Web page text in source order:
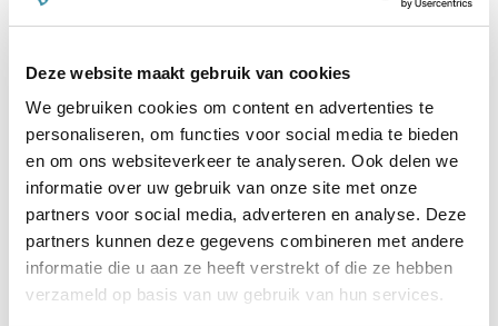
Deze website maakt gebruik van cookies
We gebruiken cookies om content en advertenties te
personaliseren, om functies voor social media te bieden
en om ons websiteverkeer te analyseren. Ook delen we
informatie over uw gebruik van onze site met onze
partners voor social media, adverteren en analyse. Deze
partners kunnen deze gegevens combineren met andere
informatie die u aan ze heeft verstrekt of die ze hebben
verzameld op basis van uw gebruik van hun services.
Deken Bucas Irish 50g Big
Neck Black
€ 135,00 € 109,01